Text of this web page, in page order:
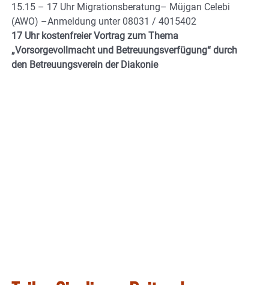
15.15 – 17 Uhr Migrationsberatung– Müjgan Celebi
(AWO) –Anmeldung unter 08031 / 4015402
17 Uhr kostenfreier Vortrag zum Thema
„Vorsorgevollmacht und Betreuungsverfügung“ durch
den Betreuungsverein der Diakonie